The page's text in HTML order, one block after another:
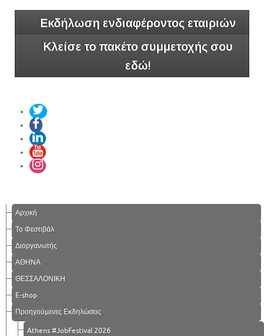
Εκδήλωση ενδιαφέροντος εταιριών
Κλείσε το πακέτο συμμετοχής σου
εδώ!
Αρχική
Το Φεστιβάλ
Διοργανωτής
ΑΘΗΝΑ
ΘΕΣΣΑΛΟΝΙΚΗ
E-shop
Προηγούμενες Εκδηλώσεις
Athens #JobFestival 2026